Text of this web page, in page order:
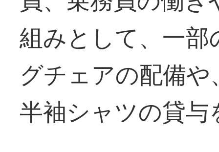
組みとして、一
グチェアの配備
半袖シャツの貸